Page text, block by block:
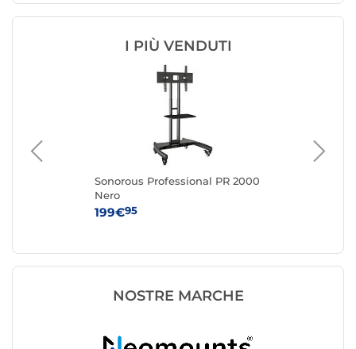
I PIÙ VENDUTI
Sonorous Professional PR 2000
Nero
199€95
NOSTRE MARCHE